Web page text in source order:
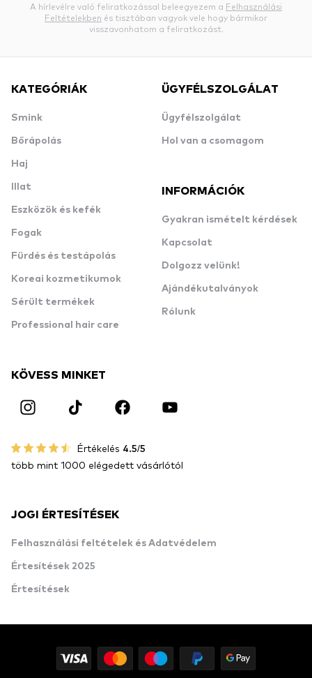
A hírlevélre való feliratkozással beleegyezem a Felhasználási
Feltételekben és tisztában vagyok vele hogy bármikor
visszavonhatom a feliratkozást.
KATEGÓRIÁK
Smink
Bőrápolás
Haj
Illat
Eszközök és kefék
Fogak
Fürdés és testápolás
Koreai kozmetikumok
Sérült termékek
Professional hair care
ÜGYFÉLSZOLGÁLAT
Ügyfélszolgálat
Hol van a csomagom
INFORMÁCIÓK
Gyakran ismételt kérdések
Kapcsolat
Dolgozz velünk!
Ajándékutalványok
Rólunk
KÖVESS MINKET
Értékelés 4.5/5
több mint 1000 elégedett vásárlótól
JOGI ÉRTESÍTÉSEK
Felhasználási feltételek és Adatvédelem
Értesítések 2025
Értesítések